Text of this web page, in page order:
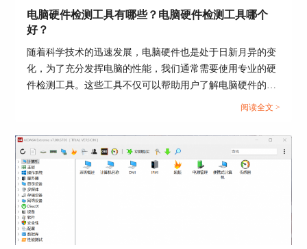
示。
图五：检测数据
三、显卡的显存大小有什么作用
显存主要是用来执行储存的功能，它所存贮的对象
是显卡输出到显示器上的每个像素信息，在输出后
电脑硬件检测工具有哪些？电脑硬件检测工具哪个
好？
随着科学技术的迅速发展，电脑硬件也是处于日新月异的变
化，为了充分发挥电脑的性能，我们通常需要使用专业的硬
件检测工具。这些工具不仅可以帮助用户了解电脑硬件的状
态，还能提供有效的优化建议。接下来给大家介绍电脑硬件
阅读全文 >